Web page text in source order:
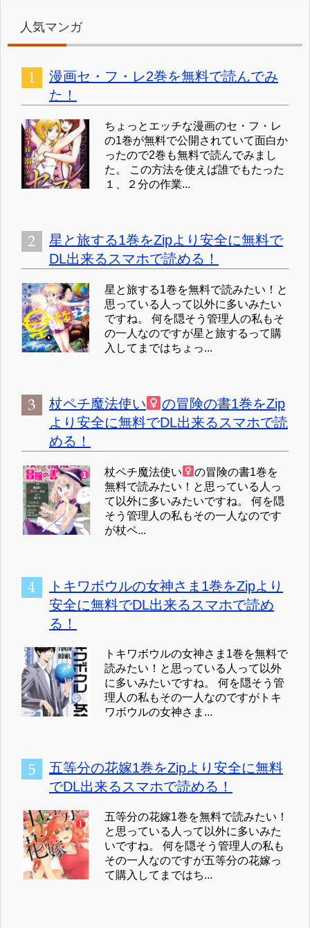
人気マンガ
漫画セ・フ・レ2巻を無料で読んでみ
た！
ちょっとエッチな漫画のセ・フ・レ
の1巻が無料で公開されていて面白か
ったので2巻も無料で読んでみまし
た。 この方法を使えば誰でもたった
１、２分の作業...
星と旅する1巻をZipより安全に無料で
DL出来るスマホで読める！
星と旅する1巻を無料で読みたい！と
思っている人って以外に多いみたい
ですね。 何を隠そう管理人の私もそ
の一人なのですが星と旅するって購
入してまではちょっ...
杖ペチ魔法使い
の冒険の書1巻をZip
より安全に無料でDL出来るスマホで読
める！
杖ペチ魔法使い
の冒険の書1巻を
無料で読みたい！と思っている人っ
て以外に多いみたいですね。 何を隠
そう管理人の私もその一人なのです
が杖ペ...
トキワボウルの女神さま1巻をZipより
安全に無料でDL出来るスマホで読め
る！
トキワボウルの女神さま1巻を無料で
読みたい！と思っている人って以外
に多いみたいですね。 何を隠そう管
理人の私もその一人なのですがトキ
ワボウルの女神さま...
五等分の花嫁1巻をZipより安全に無料
でDL出来るスマホで読める！
五等分の花嫁1巻を無料で読みたい！
と思っている人って以外に多いみた
いですね。 何を隠そう管理人の私も
その一人なのですが五等分の花嫁っ
て購入してまではち...